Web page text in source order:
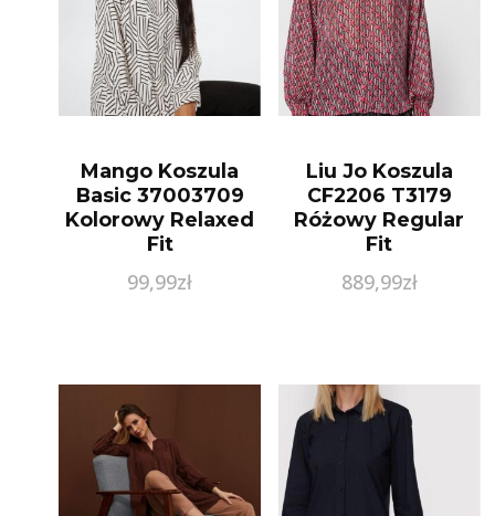
Mango Koszula
Basic 37003709
Kolorowy Relaxed
Fit
99,99zł
Liu Jo Koszula
CF2206 T3179
Różowy Regular
Fit
889,99zł